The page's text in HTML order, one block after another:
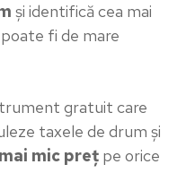
și identifică cea mai
fi de mare
gratuit care
taxele de drum și
mic preț pe orice